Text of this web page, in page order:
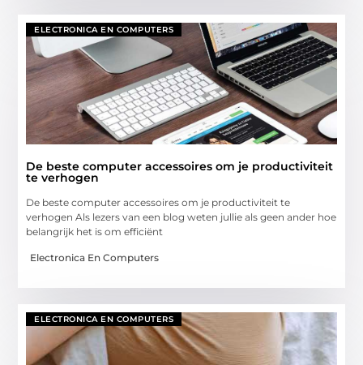
ELECTRONICA EN COMPUTERS
De beste computer accessoires om je productiviteit
te verhogen
De beste computer accessoires om je productiviteit te
verhogen Als lezers van een blog weten jullie als geen ander hoe
belangrijk het is om efficiënt
Electronica En Computers
ELECTRONICA EN COMPUTERS